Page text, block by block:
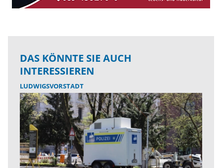
DAS KÖNNTE SIE AUCH
INTERESSIEREN
LUDWIGSVORSTADT